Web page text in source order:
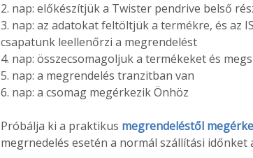
2. nap: előkészítjük a Twister pendrive belső
3. nap: az adatokat feltöltjük a termékre, és az
csapatunk leellenőrzi a megrendelést
4. nap: összecsomagoljuk a termékeket és
5. nap: a megrendelés tranzitban van
6. nap: a csomag megérkezik Önhöz
Próbálja ki a praktikus megrendeléstől
megrnedelés esetén a normál szállítási